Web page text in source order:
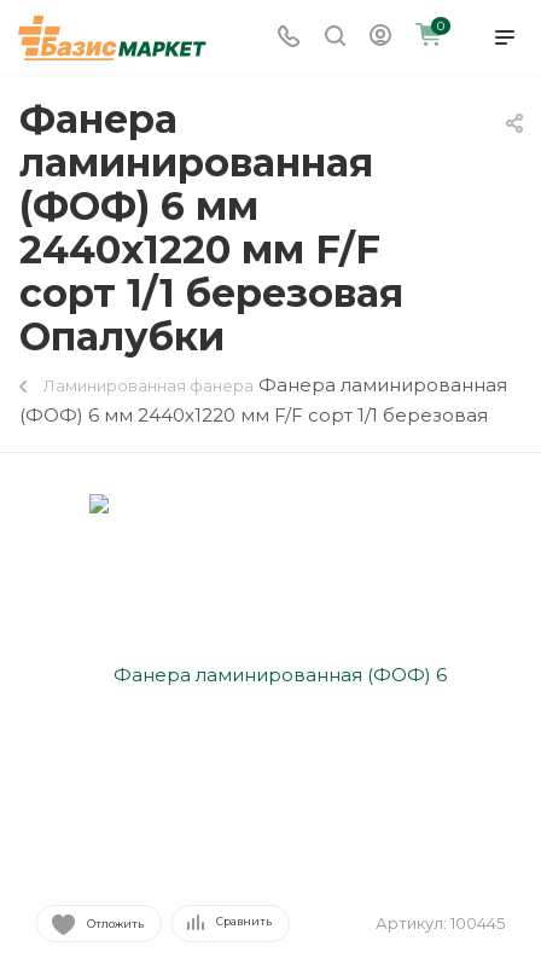
0
Фанера
ламинированная
(ФОФ) 6 мм
2440х1220 мм F/F
сорт 1/1 березовая
Опалубки
Ламинированная фанера Фанера ламинированная
(ФОФ) 6 мм 2440х1220 мм F/F сорт 1/1 березовая
Отложить Сравнить Артикул: 100445